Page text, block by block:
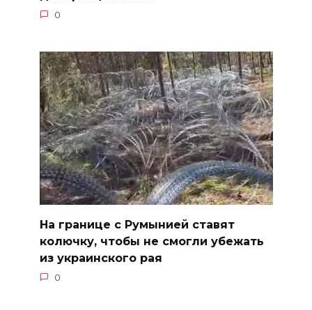
0
На границе с Румынией ставят
колючку, чтобы не смогли убежать
из украинского рая
0